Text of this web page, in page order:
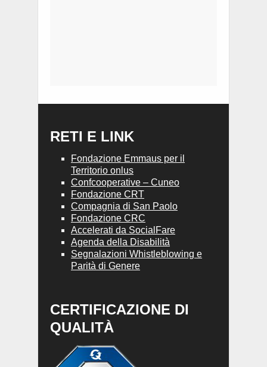
RETI E LINK
Fondazione Emmaus per il
Territorio onlus
Confcooperative – Cuneo
Fondazione CRT
Compagnia di San Paolo
Fondazione CRC
Accelerati da SocialFare
Agenda della Disabilità
Segnalazioni Whistleblowing e
Parità di Genere
CERTIFICAZIONE DI
QUALITÀ